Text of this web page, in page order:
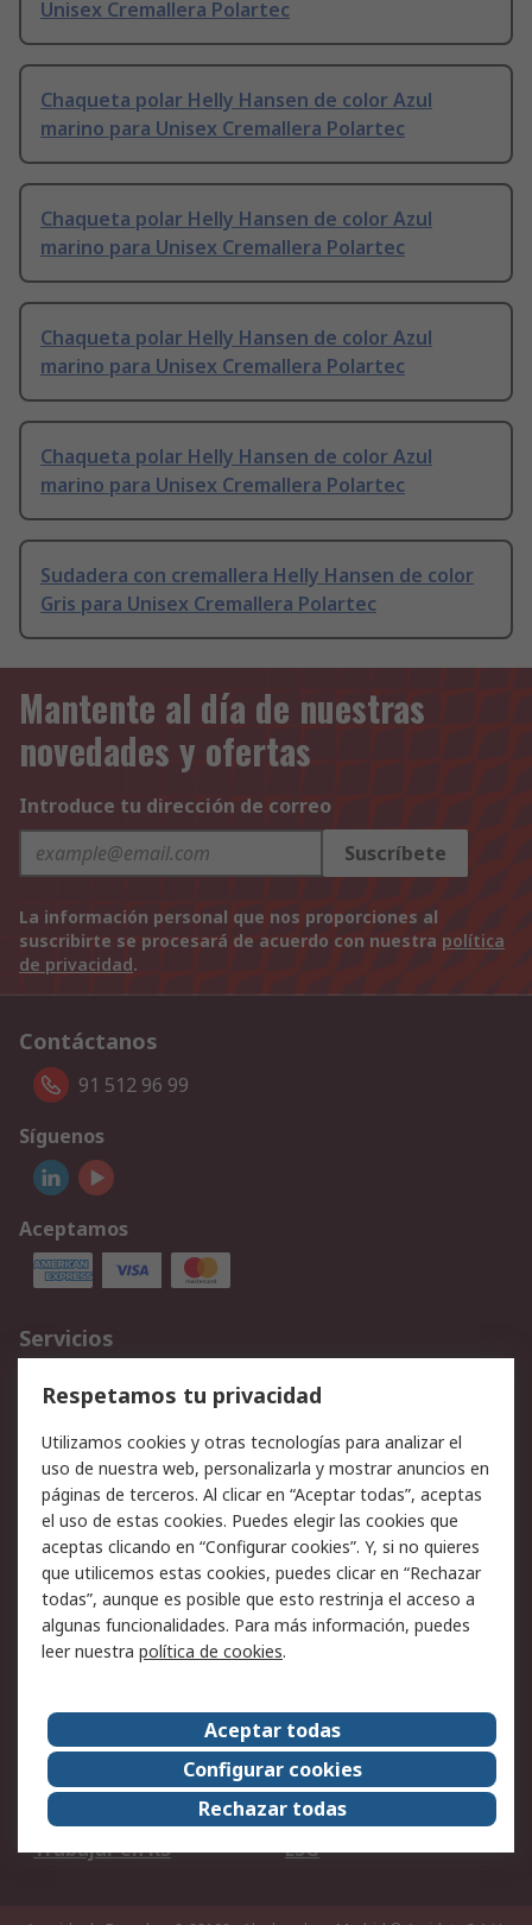
Unisex Cremallera Polartec
Chaqueta polar Helly Hansen de color Azul
marino para Unisex Cremallera Polartec
Chaqueta polar Helly Hansen de color Azul
marino para Unisex Cremallera Polartec
Chaqueta polar Helly Hansen de color Azul
marino para Unisex Cremallera Polartec
Chaqueta polar Helly Hansen de color Azul
marino para Unisex Cremallera Polartec
Sudadera con cremallera Helly Hansen de color
Gris para Unisex Cremallera Polartec
Mantente al día de nuestras
novedades y ofertas
Introduce tu dirección de correo
Suscríbete
La información personal que nos proporciones al
suscribirte se procesará de acuerdo con nuestra política
de privacidad.
Contáctanos
91 512 96 99
Síguenos
Aceptamos
Servicios
Cómo realizar pedidos
Devoluciones
Facturación y pago
Ofertas
Soporte técnico
Legal
Aviso legal
Política de privacidad -
Actualizada
Política sobre cookies
Seguridad de emails
Certificaciones de
Condiciones de venta
Acerca de RS
Acerca de RS
RS Group
RS en el mundo
Sala de prensa
Trabajar en RS
ESG
Respetamos tu privacidad
Utilizamos cookies y otras tecnologías para analizar el
uso de nuestra web, personalizarla y mostrar anuncios en
páginas de terceros. Al clicar en “Aceptar todas”, aceptas
el uso de estas cookies. Puedes elegir las cookies que
aceptas clicando en “Configurar cookies”. Y, si no quieres
que utilicemos estas cookies, puedes clicar en “Rechazar
todas”, aunque es posible que esto restrinja el acceso a
algunas funcionalidades. Para más información, puedes
leer nuestra política de cookies.
Aceptar todas
Configurar cookies
Rechazar todas